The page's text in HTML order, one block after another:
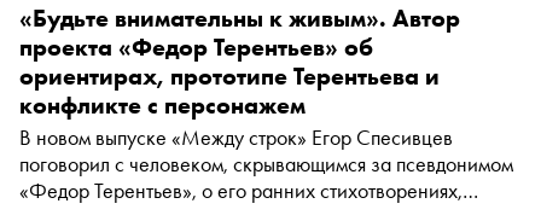
«Будьте внимательны к живым». Автор
проекта «Федор Терентьев» об
ориентирах, прототипе Терентьева и
конфликте с персонажем
В новом выпуске «Между строк» Егор Спесивцев
поговорил с человеком, скрывающимся за псевдонимом
«Федор Терентьев», о его ранних стихотворениях,